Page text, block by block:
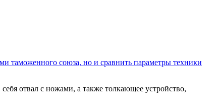
таможенного союза, но и сравнить параметры техники
отвал с ножами, а также толкающее устройство,